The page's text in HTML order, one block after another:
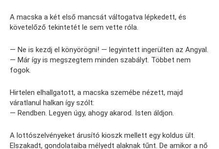
A macska a két első mancsát váltogatva lépkedett, és
követelőző tekintetét le sem vette róla.
— Ne is kezdj el könyörögni! — legyintett ingerülten az Angyal.
— Már így is megszegtem minden szabályt. Többet nem
fogok.
Hirtelen elhallgatott, a macska szemébe nézett, majd
váratlanul halkan így szólt:
— Rendben. Legyen úgy, ahogy akarod. Isten áldjon.
A lottószelvényeket árusító kioszk mellett egy koldus ült.
Elszakadt, gondolataiba mélyedt alaknak tűnt. De amikor a nő